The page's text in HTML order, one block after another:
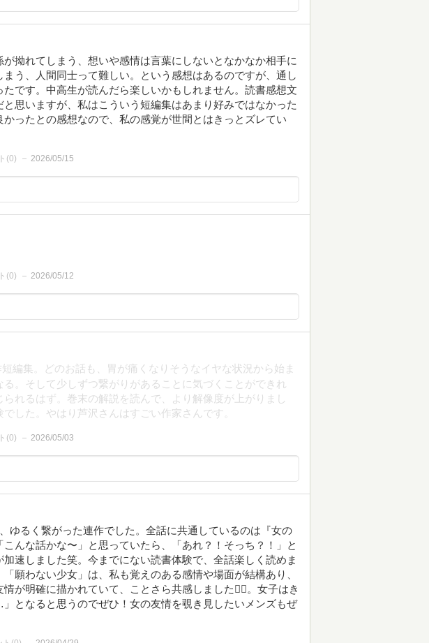
拗れてしまう、想いや感情は言葉にしないとなかなか相手に
う、人間同士って難しい。という感想はあるのですが、通し
です。中高生が読んだら楽しいかもしれません。読書感想文
思いますが、私はこういう短編集はあまり好みではなかった
ったとの感想なので、私の感覚が世間とはきっとズレてい
(0) 2026/05/15
(0) 2026/05/12
編集。どのお話も、胃が痛くなりそうなイヤな状況から始ま
る。そして少しずつ繋がりがあることに気づくことができれ
れるはず。巻末の解説を読んで、より解像度が上がりまし
した。やはり芦沢さんはすごい作家さんです。
(0) 2026/05/03
ゆるく繋がった連作でした。全話に共通しているのは『女の
んな話かな〜」と思っていたら、「あれ？！そっち？！」と
速しました笑。今までにない読書体験で、全話楽しく読めま
願わない少女」は、私も覚えのある感情や場面が結構あり、
情が明確に描かれていて、ことさら共感しました🙂‍↕️。女子はき
となると思うのでぜひ！女の友情を覗き見したいメンズもぜ